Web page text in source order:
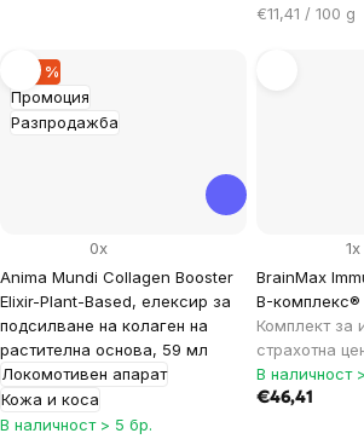
Цена
€11,41 / 100 g
Промоция
Разпродажба
–32 %
Anima Mundi Collagen Booster
Elixir-Plant-Based, елексир за
подсилване на колаген на
растителна основа, 59 мл
Локомотивен апарат
Кожа и коса
0x
В наличност > 5 бр.
BrainMax
B-комплекс®
Комплект за
страхотна
1x
В наличност
€46,41